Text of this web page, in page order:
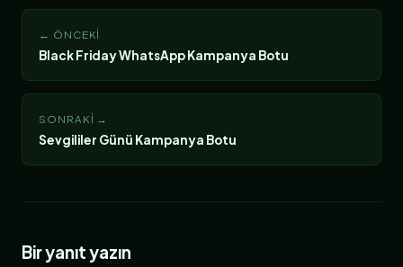
← ÖNCEKI
Black Friday WhatsApp Kampanya Botu
SONRAKI →
Sevgililer Günü Kampanya Botu
Bir yanıt yazın